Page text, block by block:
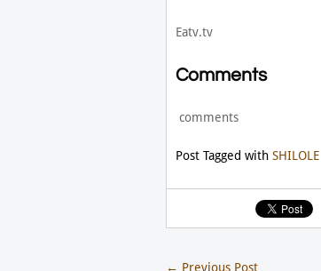
Eatv.tv
Comments
comments
Post Tagged with SHILOLE
← Previous Post